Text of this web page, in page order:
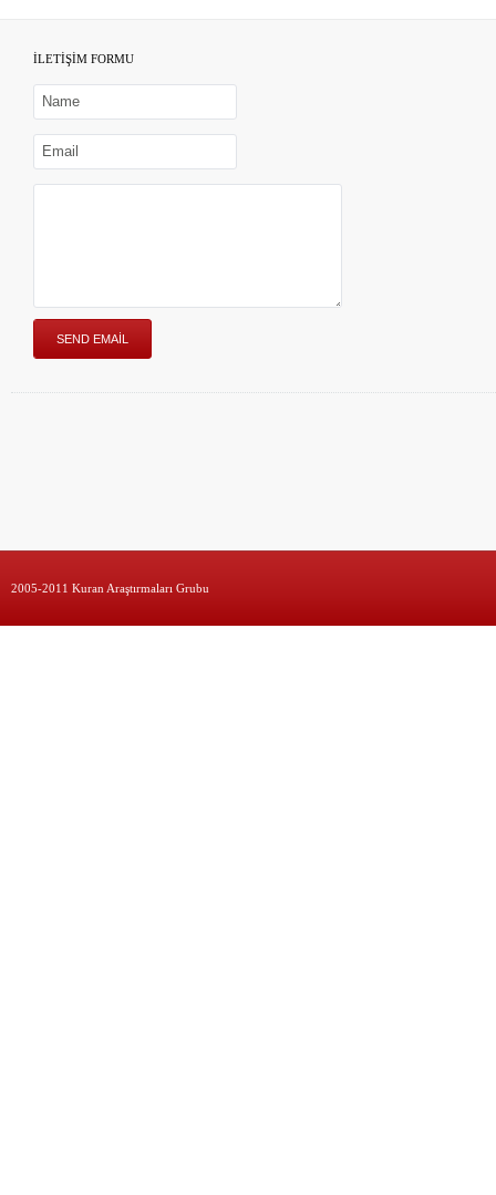
İLETİŞİM FORMU
2005-2011 Kuran Araştırmaları Grubu